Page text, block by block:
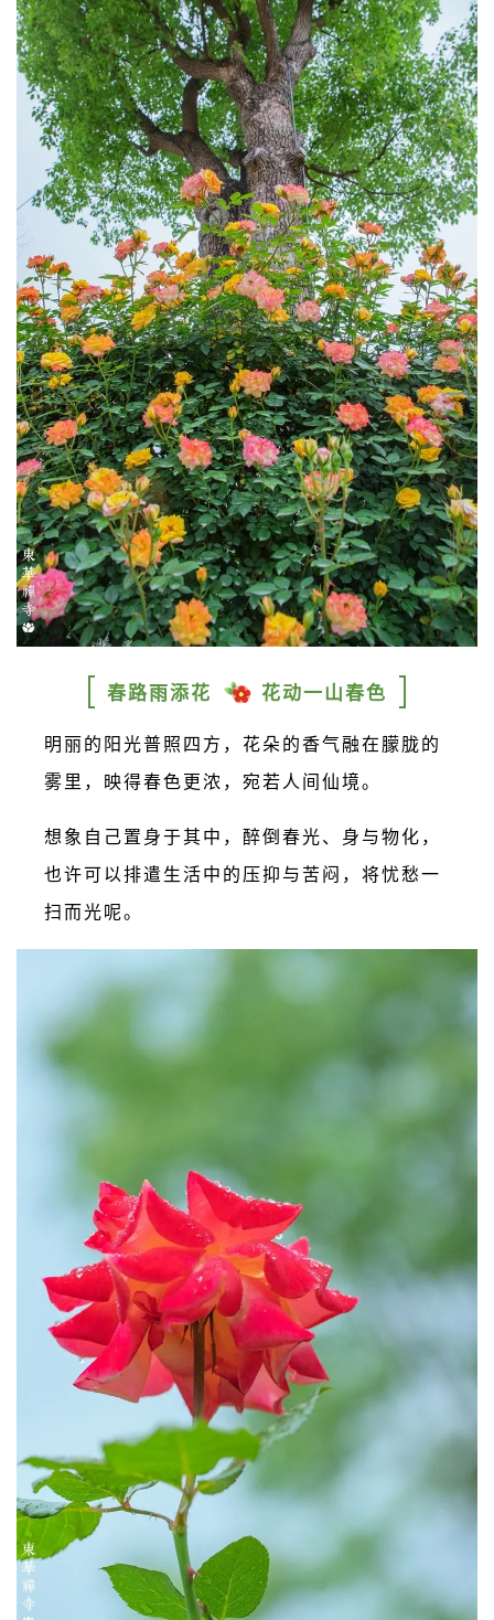
春路雨添花 花动一山春色
明丽的阳光普照四方，花朵的香气融在朦胧的
雾里，映得春色更浓，宛若人间仙境。
想象自己置身于其中，醉倒春光、身与物化，
也许可以排遣生活中的压抑与苦闷，将忧愁一
扫而光呢。